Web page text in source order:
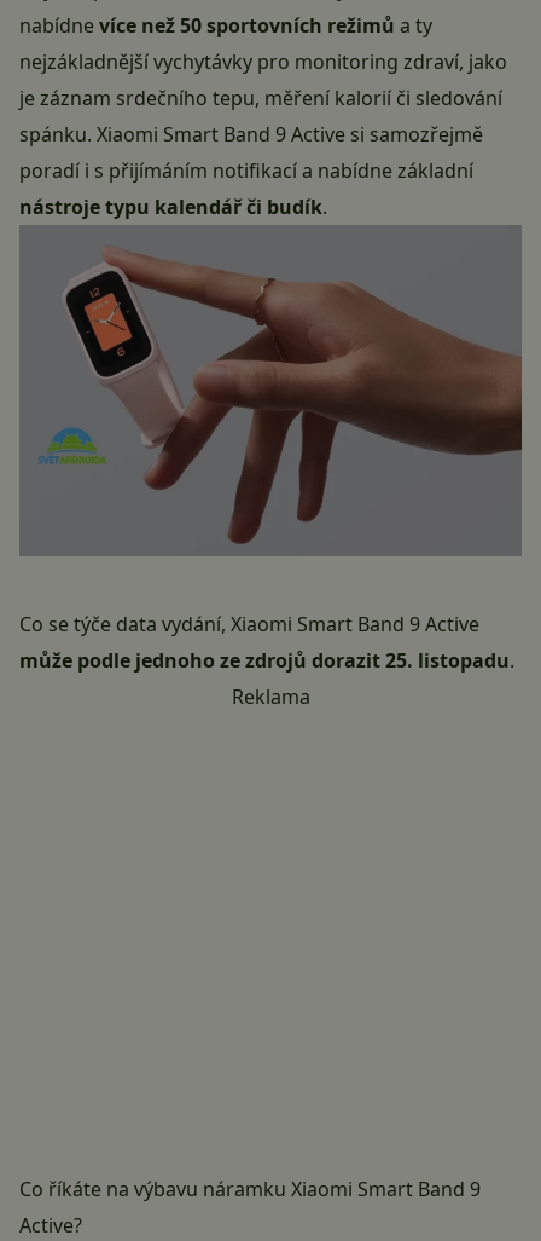
nabídnevíce než 50 sportovních režimů a ty
nejzákladnější vychytávky pro monitoring zdraví, jako
je záznam srdečního tepu, měření kalorií či sledování
spánku. Xiaomi Smart Band 9 Active si samozřejmě
poradí i s přijímáním notifikací a nabídne základní
nástroje typu kalendář či budík.
Co se týče data vydání, Xiaomi Smart Band 9 Active
může podle jednoho ze zdrojů dorazit 25. listopadu.
Reklama
Co říkáte na výbavu náramku Xiaomi Smart Band 9
Active?